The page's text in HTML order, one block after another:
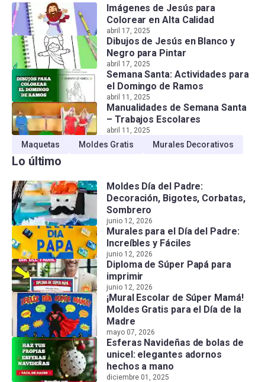
Imágenes de Jesús para
Colorear en Alta Calidad
abril 17, 2025
Dibujos de Jesús en Blanco y
Negro para Pintar
abril 17, 2025
Semana Santa: Actividades para
el Domingo de Ramos
abril 11, 2025
Manualidades de Semana Santa
– Trabajos Escolares
abril 11, 2025
Maquetas Moldes Gratis Murales Decorativos
Lo último
Moldes Día del Padre:
Decoración, Bigotes, Corbatas,
Sombrero
junio 12, 2026
Murales para el Día del Padre:
Increíbles y Fáciles
junio 12, 2026
Diploma de Súper Papá para
imprimir
junio 12, 2026
¡Mural Escolar de Súper Mamá!
Moldes Gratis para el Día de la
Madre
mayo 07, 2026
Esferas Navideñas de bolas de
unicel: elegantes adornos
hechos a mano
diciembre 01, 2025